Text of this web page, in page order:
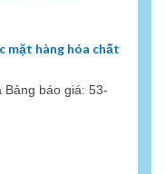
mặt hàng hóa chất
báo giá: 53-